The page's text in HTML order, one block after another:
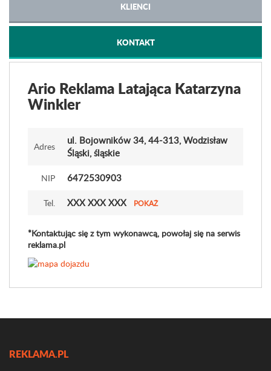
KLIENCI
KONTAKT
Ario Reklama Latająca Katarzyna
Winkler
Adres
ul. Bojowników 34, 44-313, Wodzisław
Śląski, śląskie
NIP 6472530903
Tel. XXX XXX XXX POKAŻ
*Kontaktując się z tym wykonawcą, powołaj się na serwis
reklama.pl
REKLAMA.PL